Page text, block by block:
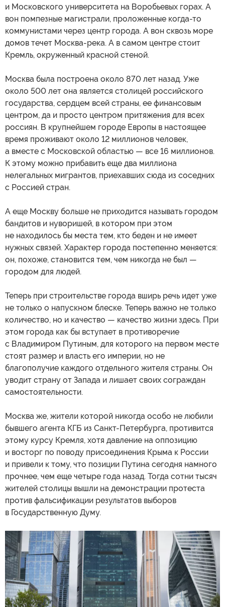
и Московского университета на Воробьевых горах. А
вон помпезные магистрали, проложенные когда-то
коммунистами через центр города. А вон сквозь море
домов течет Москва-река. А в самом центре стоит
Кремль, окруженный красной стеной.
Москва была построена около 870 лет назад. Уже
около 500 лет она является столицей российского
государства, сердцем всей страны, ее финансовым
центром, да и просто центром притяжения для всех
россиян. В крупнейшем городе Европы в настоящее
время проживают около 12 миллионов человек,
а вместе с Московской областью — все 16 миллионов.
К этому можно прибавить еще два миллиона
нелегальных мигрантов, приехавших сюда из соседних
с Россией стран.
А еще Москву больше не приходится называть городом
бандитов и нуворишей, в котором при этом
не находилось бы места тем, кто беден и не имеет
нужных связей. Характер города постепенно меняется:
он, похоже, становится тем, чем никогда не был —
городом для людей.
Теперь при строительстве города вширь речь идет уже
не только о напускном блеске. Теперь важно не только
количество, но и качество — качество жизни здесь. При
этом города как бы вступает в противоречие
с Владимиром Путиным, для которого на первом месте
стоят размер и власть его империи, но не
благополучие каждого отдельного жителя страны. Он
уводит страну от Запада и лишает своих сограждан
самостоятельности.
Москва же, жители которой никогда особо не любили
бывшего агента КГБ из Санкт-Петербурга, противится
этому курсу Кремля, хотя давление на оппозицию
и восторг по поводу присоединения Крыма к России
и привели к тому, что позиции Путина сегодня намного
прочнее, чем еще четыре года назад. Тогда сотни тысяч
жителей столицы вышли на демонстрации протеста
против фальсификации результатов выборов
в Государственную Думу.